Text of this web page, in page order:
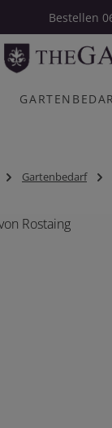
Bestellen
Gartenbedarf